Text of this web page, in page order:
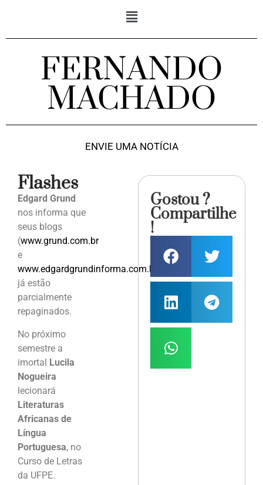
FERNANDO
MACHADO
ENVIE UMA NOTÍCIA
Flashes
Edgard Grund
nos informa que
seus blogs
(www.grund.com.br
e
www.edgardgrundinforma.com.br)
já estão
parcialmente
repaginados.
No próximo
semestre a
imortal Lucila
Nogueira
lecionará
Literaturas
Africanas de
Língua
Portuguesa, no
Curso de Letras
da UFPE.
Gostou ?
Compartilhe
!